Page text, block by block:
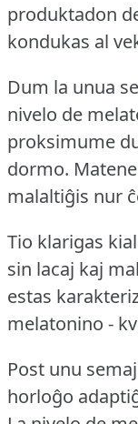
produktadon
kondukas al
Dum la unua
nivelo de
proksimume
dormo.
malaltiĝis nur
Tio klarigas
sin lacaj kaj
estas
melatonino -
Post unu
horloĝo